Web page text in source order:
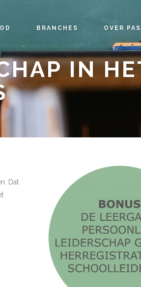
BRANCHES OVER
IN
Dat